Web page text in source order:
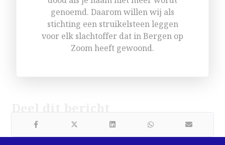
genoemd. Daarom willen wij als
stichting een struikelsteen leggen
voor elk slachtoffer dat in Bergen op
Zoom heeft gewoond.